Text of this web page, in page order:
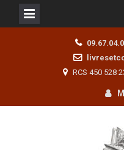
RCS 450 528